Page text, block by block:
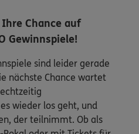
Chance auf
Gewinnspiele!
sind leider gerade
nächste Chance wartet
wieder los geht, und
der teilnimmt. Ob als